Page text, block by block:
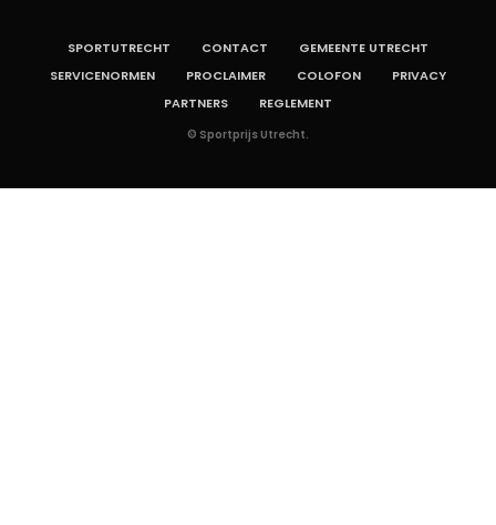
SPORTUTRECHT CONTACT
GEMEENTE UTRECHT
SERVICENORMEN
PROCLAIMER COLOFON
PRIVACY
PARTNERS
REGLEMENT
© Sportprijs Utrecht.